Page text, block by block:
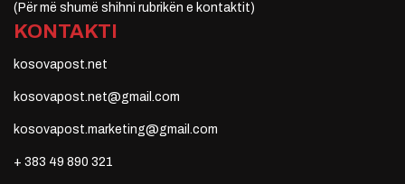
(Për më shumë shihni rubrikën e kontaktit)
KONTAKTI
kosovapost.net
kosovapost.net@gmail.com
kosovapost.marketing@gmail.com
+ 383 49 890 321